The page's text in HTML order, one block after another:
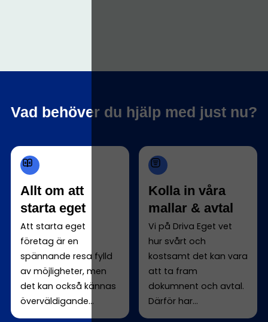
Vad behöver du hjälp med just nu?
Allt om att
starta eget
Att starta eget
företag är en
spännande resa fylld
av möjligheter, men
det kan också kännas
överväldigande...
Kolla in våra
mallar & avtal
Vi på Driva Eget vet
hur svårt och
kostsamt det kan vara
att ta fram
dokumnent och avtal.
Därför har...